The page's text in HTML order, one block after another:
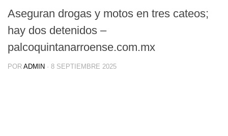
Aseguran drogas y motos en tres cateos;
hay dos detenidos –
palcoquintanarroense.com.mx
POR ADMIN · 8 SEPTIEMBRE 2025